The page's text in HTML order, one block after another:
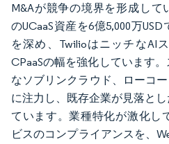
M&Aが競争の境界を形成して
のUCaaS資産を6億5,000万
を深め、TwilioはニッチなAI
CPaaSの幅を強化しています
なソブリンクラウド、ローコ
に注力し、既存企業が見落と
ています。業種特化が激化し
ビスのコンプライアンスを、